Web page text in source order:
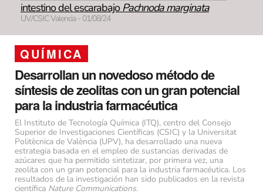
intestino del escarabajoPachnoda marginata
UV/CSIC Valencia - 01/08/24
QUÍMICA
Desarrollan un novedoso método de
síntesis de zeolitas con un gran potencial
para la industria farmacéutica
El Instituto de Tecnología Química (ITQ), centro del Consejo
Superior de Investigaciones Científicas (CSIC) y la Universitat
Politècnica de València (UPV), ha desarrollado una nueva
estrategia basada en el empleo de sustancias derivadas de
azúcares que ha permitido sintetizar, por primera vez, una
zeolita con un gran potencial para la industria farmacéutica. Los
resultados de la investigación han sido publicados en la revista
científica Nature Communications.